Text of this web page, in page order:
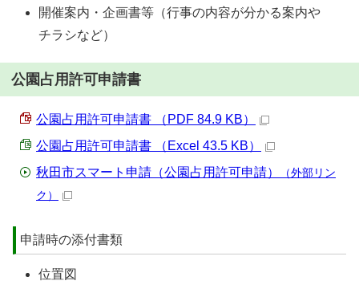
開催案内・企画書等（行事の内容が分かる案内や
チラシなど）
公園占用許可申請書
公園占用許可申請書 （PDF 84.9 KB）
公園占用許可申請書 （Excel 43.5 KB）
秋田市スマート申請（公園占用許可申請）
（外部リン
ク）
申請時の添付書類
位置図